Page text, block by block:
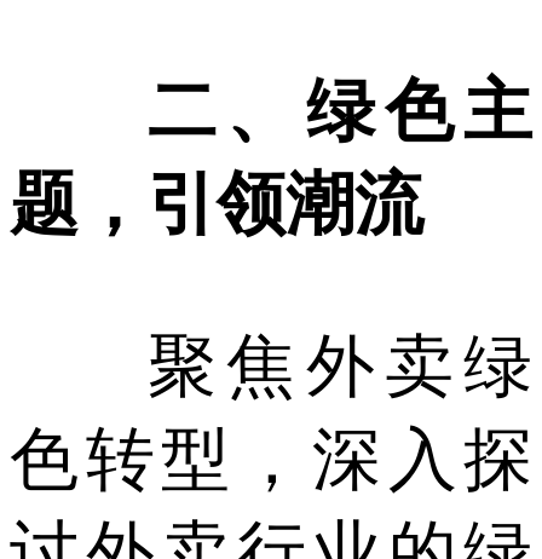
二、绿色主
题，引领潮流
聚焦外卖绿
色转型，深入探